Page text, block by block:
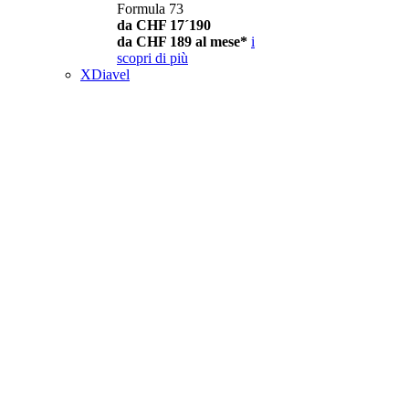
Formula 73
da CHF 17´190
da CHF 189 al mese* i
scopri di più
XDiavel